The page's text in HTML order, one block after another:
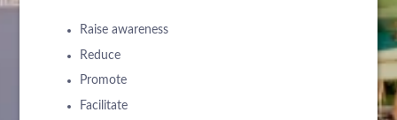
Raise awareness
Reduce
Promote
Facilitate